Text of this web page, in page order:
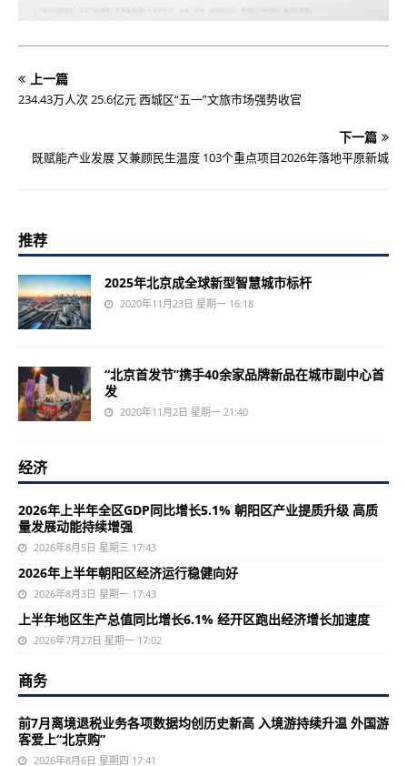
上一篇
234.43万人次 25.6亿元 西城区“五一”文旅市场强势收官
下一篇
既赋能产业发展 又兼顾民生温度 103个重点项目2026年落地平原新城
推荐
2025年北京成全球新型智慧城市标杆
2020年11月23日 星期一 16:18
“北京首发节”携手40余家品牌新品在城市副中心首
发
2020年11月2日 星期一 21:40
经济
2026年上半年全区GDP同比增长5.1% 朝阳区产业提质升级 高质
量发展动能持续增强
2026年8月5日 星期三 17:43
2026年上半年朝阳区经济运行稳健向好
2026年8月3日 星期一 17:43
上半年地区生产总值同比增长6.1% 经开区跑出经济增长加速度
2026年7月27日 星期一 17:02
商务
前7月离境退税业务各项数据均创历史新高 入境游持续升温 外国游
客爱上“北京购”
2026年8月6日 星期四 17:41